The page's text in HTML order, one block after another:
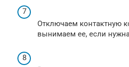
Отключаем контактную
вынимаем ее, если